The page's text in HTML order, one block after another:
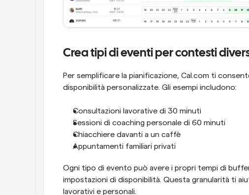
Crea tipi di eventi per contesti
Per semplificare la pianificazione, Cal.com ti
disponibilità personalizzate. Gli esempi includono:
Consultazioni lavorative di 30 minuti
Sessioni di coaching personale di 60 minuti
Chiacchiere davanti a un caffè
Appuntamenti familiari privati
Ogni tipo di evento può avere i propri tempi di
impostazioni di disponibilità. Questa granularità ti
lavorativi e personali.